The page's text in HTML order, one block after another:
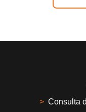
> Consulta